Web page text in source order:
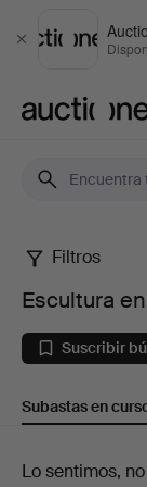
Cerrar
Escultura
en
Filtros
Escultura
Suscribir
Subastas en
Subastas
Lo sentimos,